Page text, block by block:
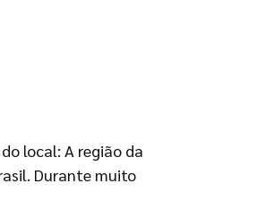
local: A região da
Durante muito